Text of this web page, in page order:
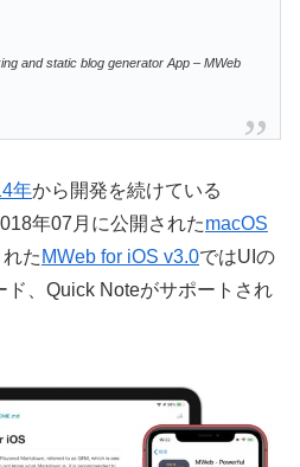
and static blog generator App – MWeb
年から開発を続けている
年07月に公開されたmacOS
た MWeb for iOS v3.0ではUIの
ド、Quick Noteがサポートされ